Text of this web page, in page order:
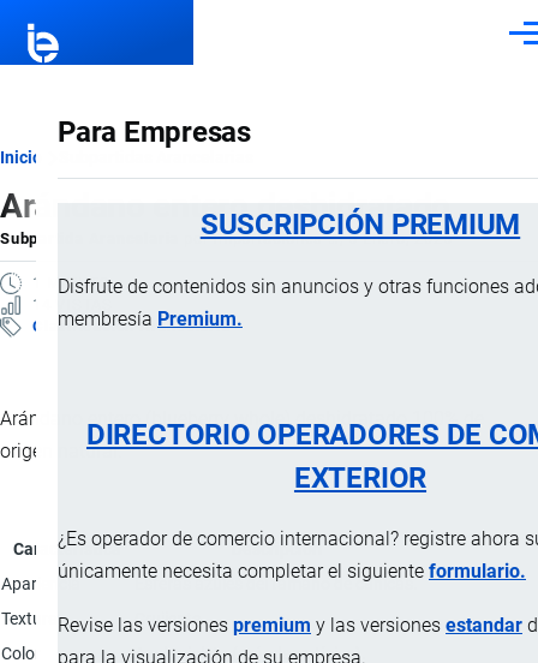
Para Empresas
SUSCRIPCIÓN PREMIUM
Disfrute de contenidos sin anuncios y otras funciones
membresía Premium.
DIRECTORIO OPERADORES DE
EXTERIOR
¿Es operador de comercio internacional? registre ahora
únicamente necesita completar el siguiente formulario.
Revise las versiones premium y las versiones estandar
para la visualización de su empresa.
Ruta
de
navegación
Inicio
Arándano entero deshidratado
Subpartida Arancelaria porImportaciones …, 5 Enero, 2025
1 MINUTO
14 VISTAS
Clasificación Arancelaria
Arándano entero (blueberry whole) deshidratado 100% de
origen natural.
Característica
Descripción
Apariencia
Esferas azules del tamaño de canicas.
Textura
Crujiente.
Color
Azul - violeta (arándano típico).